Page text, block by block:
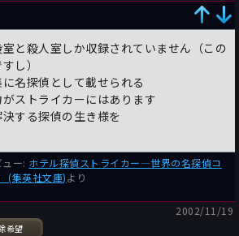
と殺人室しか収録されていません（この
し）
名探偵として載せられる
ストライカーにはあります
する探偵の生き様を
ー: ホテル探偵ストライカー―世界の名探偵コ
(集英社文庫)より
希望
2002/11/19